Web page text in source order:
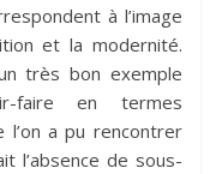
à l’image
et la modernité.
très bon exemple
faire en termes
l’on a pu rencontrer
l’absence de sous-